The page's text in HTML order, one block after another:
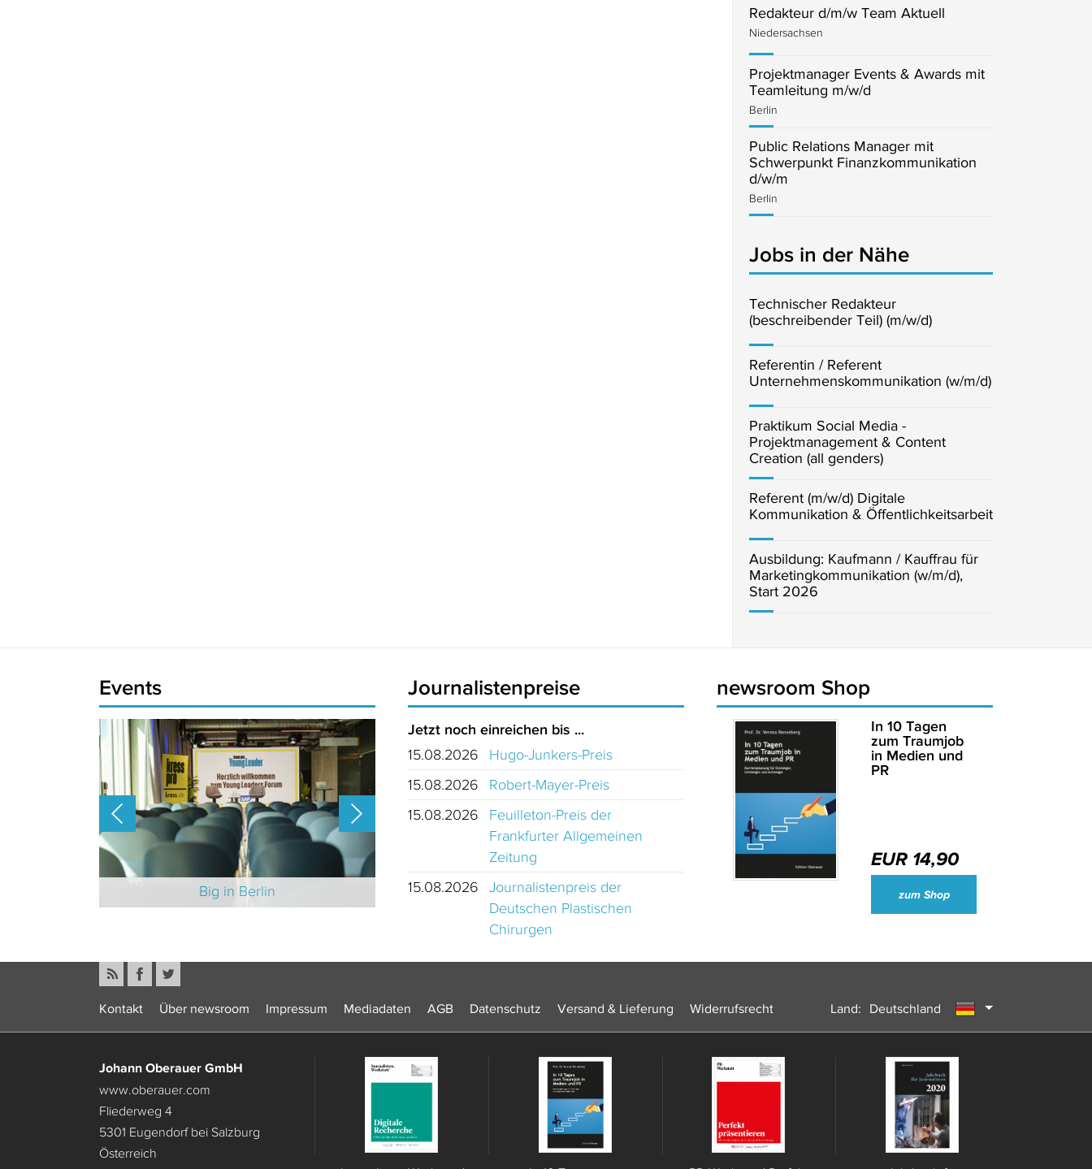
Redakteur d/m/w Team Aktuell
Niedersachsen
Projektmanager Events & Awards mit
Teamleitung m/w/d
Berlin
Public Relations Manager mit
Schwerpunkt Finanzkommunikation
d/w/m
Berlin
Jobs in der Nähe
Technischer Redakteur
(beschreibender Teil) (m/w/d)
Referentin / Referent
Unternehmenskommunikation (w/m/d)
Praktikum Social Media -
Projektmanagement & Content
Creation (all genders)
Referent (m/w/d) Digitale
Kommunikation & Öffentlichkeitsarbeit
Ausbildung: Kaufmann / Kauffrau für
Marketingkommunikation (w/m/d),
Start 2026
Events
Big in Berlin Wirtschaftsjournalisten und Unternehmenssprecher des Jahres 2024
Journalistenpreise
Jetzt noch einreichen bis ...
15.08.2026
Hugo-Junkers-Preis
15.08.2026
Robert-Mayer-Preis
15.08.2026
Feuilleton-Preis der
Frankfurter Allgemeinen
Zeitung
15.08.2026
Journalistenpreis der
Deutschen Plastischen
Chirurgen
newsroom Shop
In 10 Tagen
zum Traumjob
in Medien und
PR
EUR 14,90
zum Shop
Kontakt Über newsroom Impressum Mediadaten AGB Datenschutz Versand & Lieferung Widerrufsrecht Land:
Deutschland
Johann Oberauer GmbH
www.oberauer.com
Fliederweg 4
5301 Eugendorf bei Salzburg
Österreich